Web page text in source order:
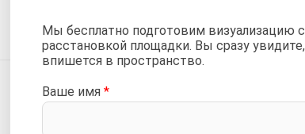
Мы бесплатно подготовим визуализацию с
расстановкой площадки. Вы сразу
впишется в пространство.
Ваше имя *